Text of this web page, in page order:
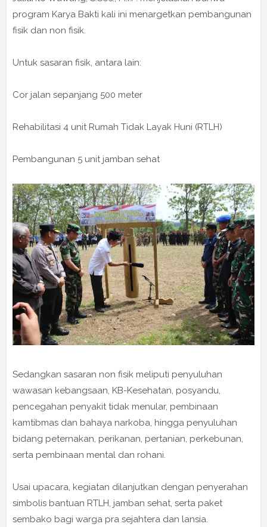
program Karya Bakti kali ini menargetkan pembangunan
fisik dan non fisik.
Untuk sasaran fisik, antara lain:
Cor jalan sepanjang 500 meter
Rehabilitasi 4 unit Rumah Tidak Layak Huni (RTLH)
Pembangunan 5 unit jamban sehat
Sedangkan sasaran non fisik meliputi penyuluhan
wawasan kebangsaan, KB-Kesehatan, posyandu,
pencegahan penyakit tidak menular, pembinaan
kamtibmas dan bahaya narkoba, hingga penyuluhan
bidang peternakan, perikanan, pertanian, perkebunan,
serta pembinaan mental dan rohani.
Usai upacara, kegiatan dilanjutkan dengan penyerahan
simbolis bantuan RTLH, jamban sehat, serta paket
sembako bagi warga pra sejahtera dan lansia.